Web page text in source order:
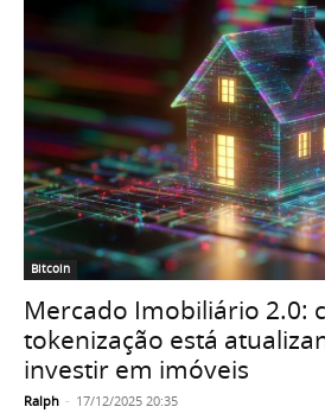
Bitcoin
Mercado Imobiliário 2.0:
tokenização está
investir em imóveis
Ralph - 17/12/2025 20:35